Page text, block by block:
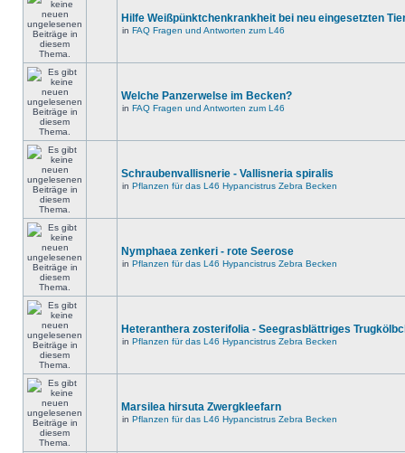
Hilfe Weißpünktchenkrankheit bei neu eingesetzten
in FAQ Fragen und Antworten zum L46
Welche Panzerwelse im Becken?
in FAQ Fragen und Antworten zum L46
Schraubenvallisnerie - Vallisneria spiralis
in Pflanzen für das L46 Hypancistrus Zebra Becken
Nymphaea zenkeri - rote Seerose
in Pflanzen für das L46 Hypancistrus Zebra Becken
Heteranthera zosterifolia - Seegrasblättriges
in Pflanzen für das L46 Hypancistrus Zebra Becken
Marsilea hirsuta Zwergkleefarn
in Pflanzen für das L46 Hypancistrus Zebra Becken